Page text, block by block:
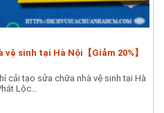
sinh tại Hà Nội【Giảm 20%】
cải tạo sửa chữa nhà vệ sinh tại Hà
Lộc...